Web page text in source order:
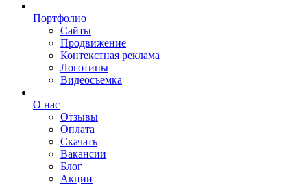
Портфолио
Сайты
Продвижение
Контекстная реклама
Логотипы
Видеосъемка
О нас
Отзывы
Оплата
Скачать
Вакансии
Блог
Акции